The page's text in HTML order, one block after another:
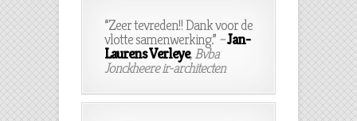
“Zeer tevreden!! Dank voor de
vlotte samenwerking.” –Jan-
Laurens Verleye, Bvba
Jonckheere ir-architecten